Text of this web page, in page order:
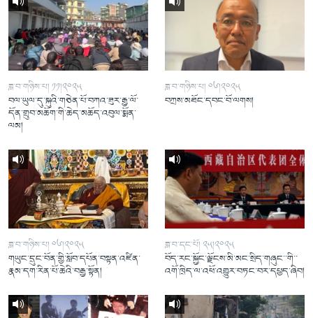
ཟླ་བ་གཉིས་པ། ༡༡།༢༠༢༥
བལ་ཡུལ་དུ་སྐུའི་གཅེན་པོ་བཀའ་ཟུར་རྒྱ་ལོ་
དོན་གྲུབ་མཆོག་གི་ཆེད་མཆོད་འབུལ་སྨོན་
ལམ།
ཟླ་བ་གཉིས་པ། ༠༦།༢༠༢༥
བཀྲས་མཐོང་དབང་བོ་ལགས།
ཟླ་བ་གཉིས་པ། ༠༦།༢༠༢༥
གཡུང་དྲུང་བོན་གྱི་སློབ་དཔོན་བསྟན་འཛིན་
རྣམ་དག་རིན་པོ་ཆེའི་བརྒྱ་སྟོན།
ཟླ་བ་དང་པོ། ༢༥།༢༠༢༥
བོད་རང་སྐྱོང་ལྗོངས་མི་མང་སྲིད་གཞུང་་གི་་
འགོ་ཁྲིད་ལ་འཕོ་འགྱུར་བཏང་བར་དཔྱད་ཞིབ།